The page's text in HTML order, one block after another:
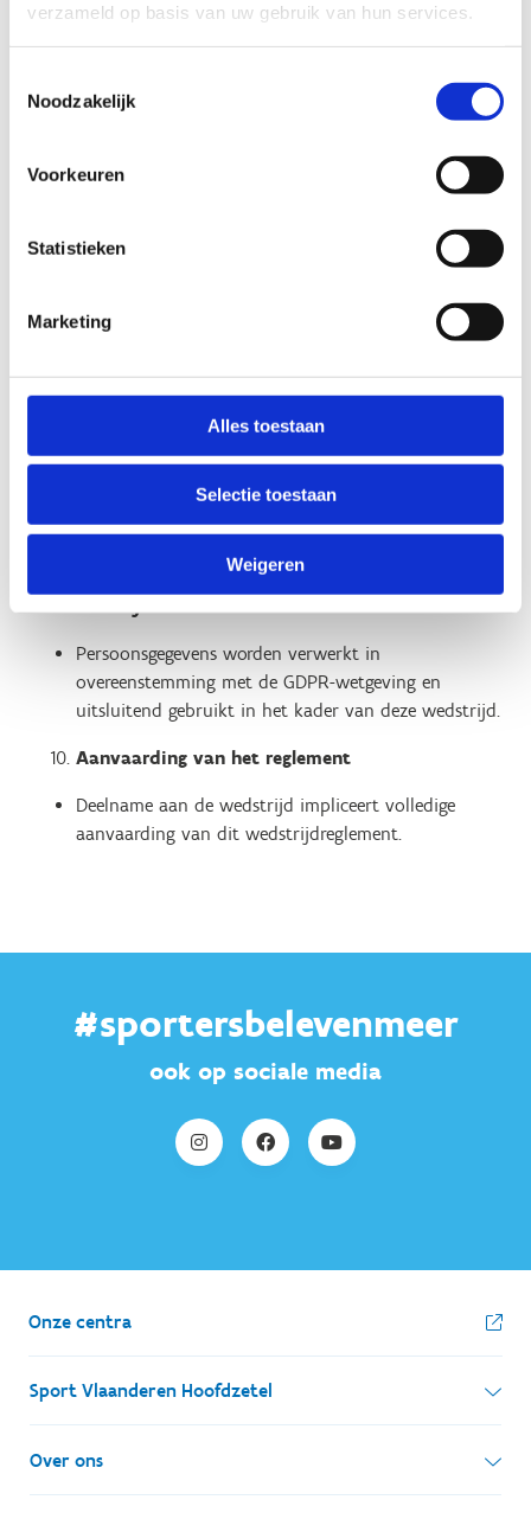
verzameld op basis van uw gebruik van hun services.
Noodzakelijk
Voorkeuren
Statistieken
Marketing
Alles toestaan
Selectie toestaan
Weigeren
winnaar en een begeleidende ouder.
niet onder de verantwoordelijkheid van Sport
Vlaanderen.
technische problemen rond het inzenden van
wedstrijd te wijzigen of te annuleren in geval van
Gebruik van beeldmateriaal
toestemming om opgenomen beelden te gebruiken
voor promotionele doeleinden, zowel online als
Persoonsgegevens worden verwerkt in
overeenstemming met de GDPR-wetgeving en
uitsluitend gebruikt in het kader van deze wedstrijd.
Aanvaarding van het reglement
Deelname aan de wedstrijd impliceert volledige
aanvaarding van dit wedstrijdreglement.
#sportersbelevenmeer
ook op sociale media
Onze centra
Sport Vlaanderen Hoofdzetel
Simon Bolivarlaan 17
1000 Brussel
Over ons